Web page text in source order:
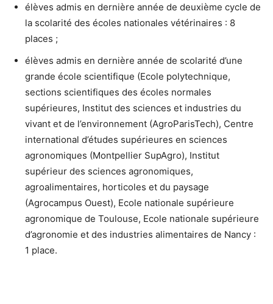
élèves admis en dernière année de deuxième cycle de
la scolarité des écoles nationales vétérinaires : 8
places ;
élèves admis en dernière année de scolarité d’une
grande école scientifique (Ecole polytechnique,
sections scientifiques des écoles normales
supérieures, Institut des sciences et industries du
vivant et de l’environnement (AgroParisTech), Centre
international d’études supérieures en sciences
agronomiques (Montpellier SupAgro), Institut
supérieur des sciences agronomiques,
agroalimentaires, horticoles et du paysage
(Agrocampus Ouest), Ecole nationale supérieure
agronomique de Toulouse, Ecole nationale supérieure
d’agronomie et des industries alimentaires de Nancy :
1 place.